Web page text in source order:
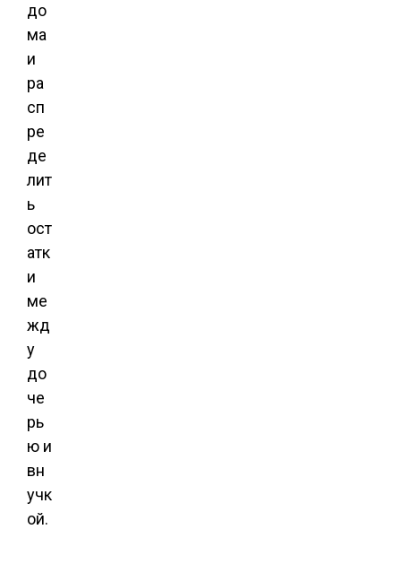
до
ма
и
ра
сп
ре
де
лит
ь
ост
атк
и
ме
жд
у
до
че
рь
ю и
вн
учк
ой.